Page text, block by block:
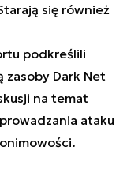
się również
podkreślili
Dark Net
na temat
ataku